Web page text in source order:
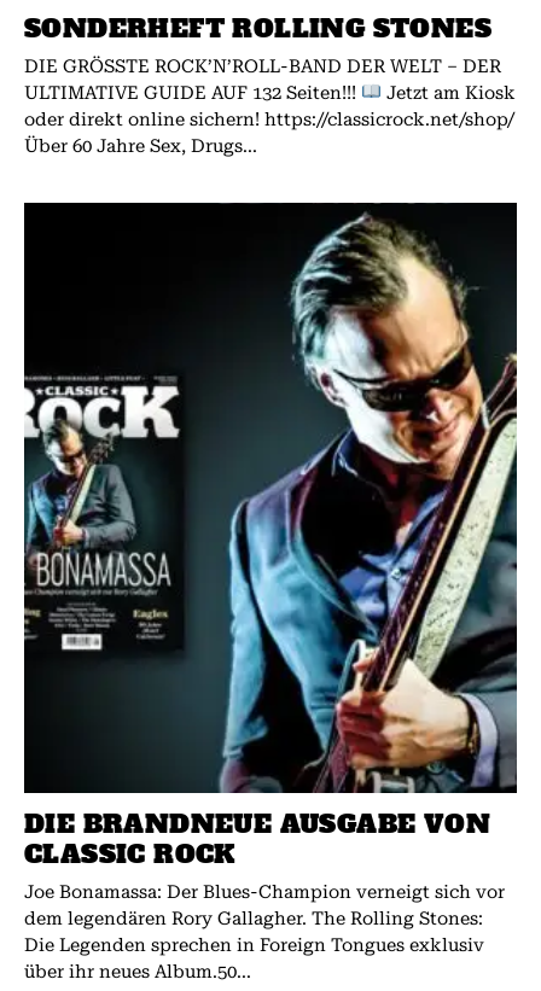
SONDERHEFT ROLLING STONES
DIE GRÖSSTE ROCK’N’ROLL-BAND DER WELT – DER
ULTIMATIVE GUIDE AUF 132 Seiten!!!
Jetzt am Kiosk
oder direkt online sichern! https://classicrock.net/shop/
Über 60 Jahre Sex, Drugs...
DIE BRANDNEUE AUSGABE VON
CLASSIC ROCK
Joe Bonamassa: Der Blues-Champion verneigt sich vor
dem legendären Rory Gallagher. The Rolling Stones:
Die Legenden sprechen in Foreign Tongues exklusiv
über ihr neues Album.50...